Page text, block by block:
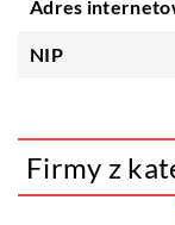
Adres
NIP
Firmy z